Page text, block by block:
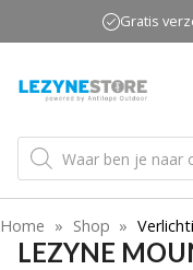
naar
inhoud
Gratis
Producten
zoeken
Home » Shop »
LEZYNE